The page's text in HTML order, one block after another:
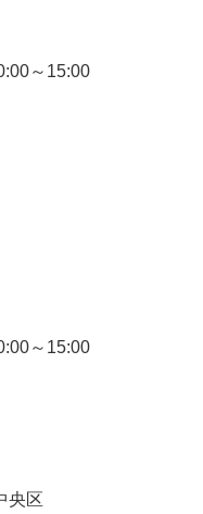
～15:00
～15:00
央区